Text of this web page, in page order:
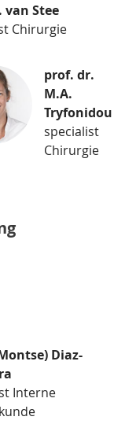
van Stee
Chirurgie
prof. dr.
M.A.
Tryfonidou
specialist
Chirurgie
Diaz-
Interne